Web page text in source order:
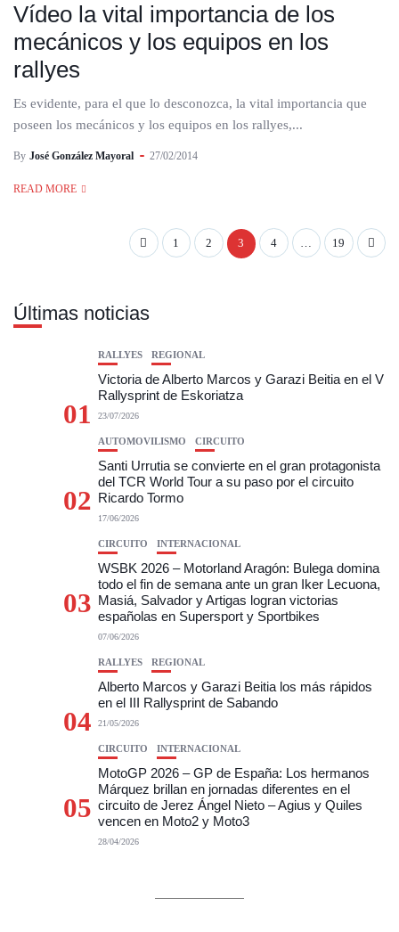
Vídeo la vital importancia de los
mecánicos y los equipos en los
rallyes
Es evidente, para el que lo desconozca, la vital importancia que
poseen los mecánicos y los equipos en los rallyes,...
By José González Mayoral 27/02/2014
READ MORE
1 2 3 4 … 19
Últimas noticias
01
RALLYES REGIONAL
Victoria de Alberto Marcos y Garazi Beitia en el V
Rallysprint de Eskoriatza
23/07/2026
02
AUTOMOVILISMO CIRCUITO
Santi Urrutia se convierte en el gran protagonista
del TCR World Tour a su paso por el circuito
Ricardo Tormo
17/06/2026
03
CIRCUITO INTERNACIONAL
WSBK 2026 – Motorland Aragón: Bulega domina
todo el fin de semana ante un gran Iker Lecuona,
Masiá, Salvador y Artigas logran victorias
españolas en Supersport y Sportbikes
07/06/2026
04
RALLYES REGIONAL
Alberto Marcos y Garazi Beitia los más rápidos
en el III Rallysprint de Sabando
21/05/2026
05
CIRCUITO INTERNACIONAL
MotoGP 2026 – GP de España: Los hermanos
Márquez brillan en jornadas diferentes en el
circuito de Jerez Ángel Nieto – Agius y Quiles
vencen en Moto2 y Moto3
28/04/2026